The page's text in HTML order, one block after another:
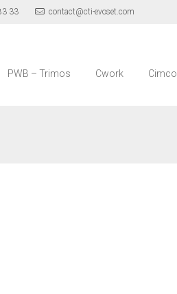
33 contact@cti-evoset.com
PWB – Trimos Cwork Cimco